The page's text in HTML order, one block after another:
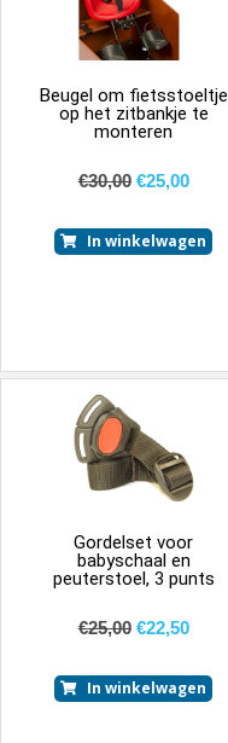
Beugel om fietsstoeltje
op het zitbankje te
monteren
€30,00 €25,00
In winkelwagen
Gordelset voor
babyschaal en
peuterstoel, 3 punts
€25,00 €22,50
In winkelwagen